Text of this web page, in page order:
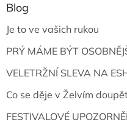
Blog
Je to ve vašich rukou
PRÝ MÁME BÝT
VELETRŽNÍ SLEVA NA
Co se děje v Želvím
FESTIVALOVÉ